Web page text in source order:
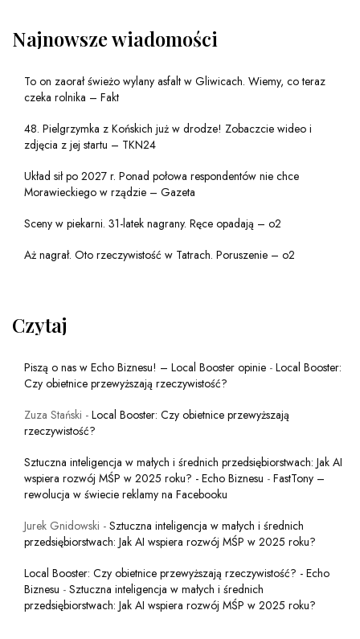
Najnowsze wiadomości
To on zaorał świeżo wylany asfalt w Gliwicach. Wiemy, co teraz
czeka rolnika – Fakt
48. Pielgrzymka z Końskich już w drodze! Zobaczcie wideo i
zdjęcia z jej startu – TKN24
Układ sił po 2027 r. Ponad połowa respondentów nie chce
Morawieckiego w rządzie – Gazeta
Sceny w piekarni. 31-latek nagrany. Ręce opadają – o2
Aż nagrał. Oto rzeczywistość w Tatrach. Poruszenie – o2
Czytaj
Piszą o nas w Echo Biznesu! – Local Booster opinie - Local Booster:
Czy obietnice przewyższają rzeczywistość?
Zuza Stański - Local Booster: Czy obietnice przewyższają
rzeczywistość?
Sztuczna inteligencja w małych i średnich przedsiębiorstwach: Jak AI
wspiera rozwój MŚP w 2025 roku? - Echo Biznesu - FastTony –
rewolucja w świecie reklamy na Facebooku
Jurek Gnidowski - Sztuczna inteligencja w małych i średnich
przedsiębiorstwach: Jak AI wspiera rozwój MŚP w 2025 roku?
Local Booster: Czy obietnice przewyższają rzeczywistość? - Echo
Biznesu - Sztuczna inteligencja w małych i średnich
przedsiębiorstwach: Jak AI wspiera rozwój MŚP w 2025 roku?